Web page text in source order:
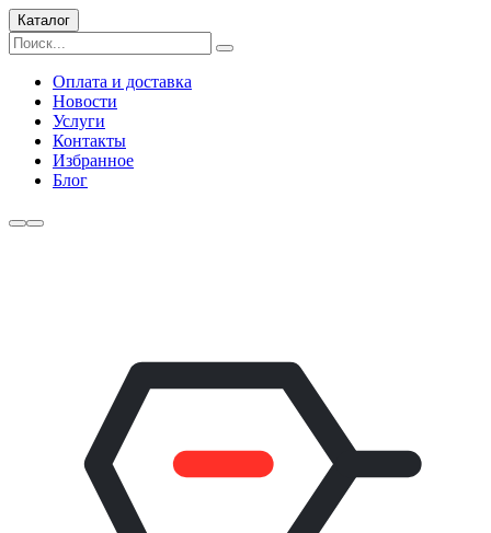
Каталог
Оплата и доставка
Новости
Услуги
Контакты
Избранное
Блог